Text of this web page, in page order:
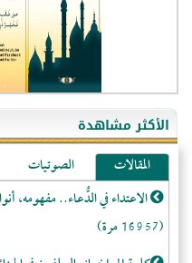
الأكثر مشاهدة
المقالات الصوتيات
الاعتداء في الدُّعاء.. مفهومه،
(16957 مرة)
- الولايات المتحدة (71913)
- فيتنام (21397)
-غير معروف (20711)
- الصين (10581)
- كندا (10212)
- فرنسا (9067)